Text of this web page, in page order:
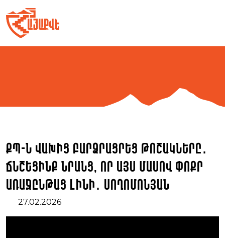
to
content
ՔՊ-ն վախից բարձրացրեց թոշակները․
ճնշեցինք նրանց, որ այս մասով փոքր
առաջընթաց լինի․ Սողոմոնյան
27.02.2026